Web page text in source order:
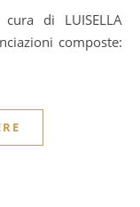
composte: